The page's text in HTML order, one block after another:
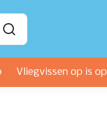
Vliegvissen op is op